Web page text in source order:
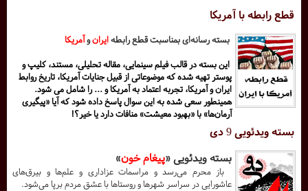
قطع رابطه با آمریکا
بسته رسانه‌ای بمناسبت قطع رابطهایرانوآمریکا
این بسته در قالب فیلم سینمایی، مقاله تحلیلی، مستند، کلیپ و
پوستر تهیه شده که موضوعاتی از قبیل جنایات آمریکا، تاریخ روابط
ایران و آمریکا، تجربه اعتماد به آمریکا و ... را شامل می شود.
همینطور سعی شده به این سوال پاسخ داده شود که آیا «پیگیری
آرمان‌ها» با «بهبود معیشت» منافات دارد یا خیر؟!
بسته ویدئویی 9 دی
بسته ویدئویی «پیغام خون»
باز محرم می‌رسد و مراسمات عزاداری و علم‌ها و بیرق‌های
عاشورایی در سراسر شهرها و روستاها با عشق مردم برپا می‌شود.